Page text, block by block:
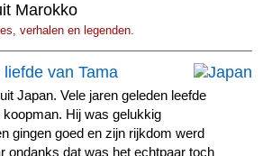
Marokko
verhalen en legenden.
van Tama
Japan. Vele jaren geleden leefde
koopman. Hij was gelukkig
gingen goed en zijn rijkdom werd
ondanks dat was het echtpaar toch